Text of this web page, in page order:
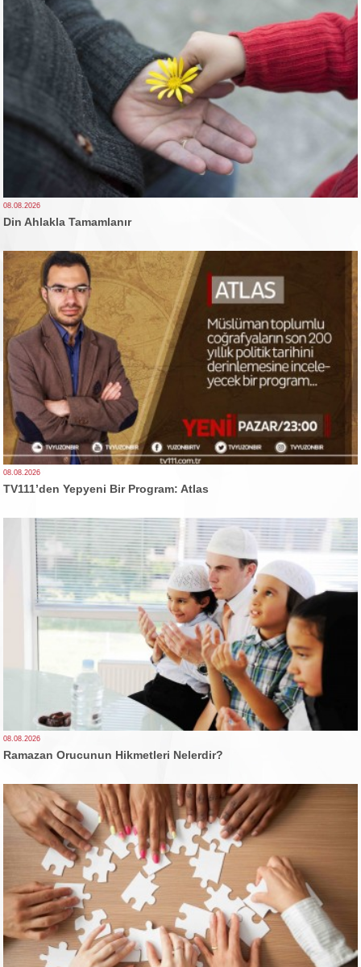
08.08.2026
Din Ahlakla Tamamlanır
08.08.2026
TV111’den Yepyeni Bir Program: Atlas
08.08.2026
Ramazan Orucunun Hikmetleri Nelerdir?